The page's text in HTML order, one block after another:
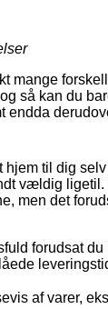
så kan du
til dig
vældig
men det
forudsat
af varer,